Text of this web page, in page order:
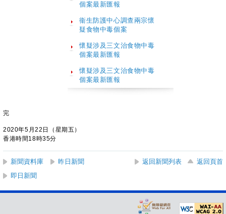
個案最新匯報
衞生防護中心調查兩宗懷
疑食物中毒個案
懷疑涉及三文治食物中毒
個案最新匯報
懷疑涉及三文治食物中毒
個案最新匯報
完
2020年5月22日（星期五）
香港時間18時35分
新聞資料庫 昨日新聞 返回新聞列表
返回頁首
即日新聞